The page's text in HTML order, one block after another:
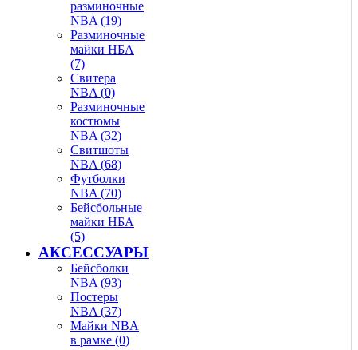
разминочные
NBA (19)
Разминочные
майки НБА
(7)
Свитера
NBA (0)
Разминочные
костюмы
NBA (32)
Свитшоты
NBA (68)
Футболки
NBA (70)
Бейсбольные
майки НБА
(5)
АКСЕССУАРЫ
Бейсболки
NBA (93)
Постеры
NBA (37)
Майки NBA
в рамке (0)